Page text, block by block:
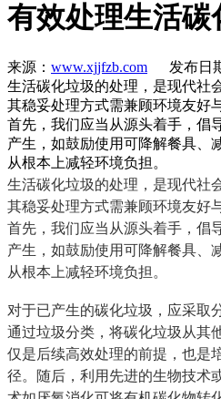
有效处理生活碳
来源： www.xjjfzb.com 发布日期
生活碳化垃圾的处理，是现代社
其稳妥处理方式需兼顾环境友好
首先，我们应当从源头着手，倡
产生，如鼓励使用可降解餐具、
从根本上减轻环境负担。
生活碳化垃圾的处理，是现代社
其稳妥处理方式需兼顾环境友好
首先，我们应当从源头着手，倡
产生，如鼓励使用可降解餐具、
从根本上减轻环境负担。
对于已产生的碳化垃圾，应采取
通过垃圾分类，将碳化垃圾从其
仅是后续高效处理的前提，也是
径。随后，利用先进的生物技术